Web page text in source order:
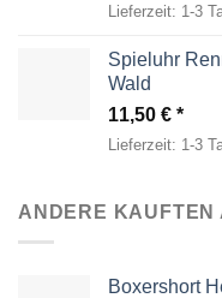
Lieferzeit: 1-3
Spieluhr
Wald
11,50 €
Lieferzeit: 1-3
ANDERE KAUFTEN
Boxershort